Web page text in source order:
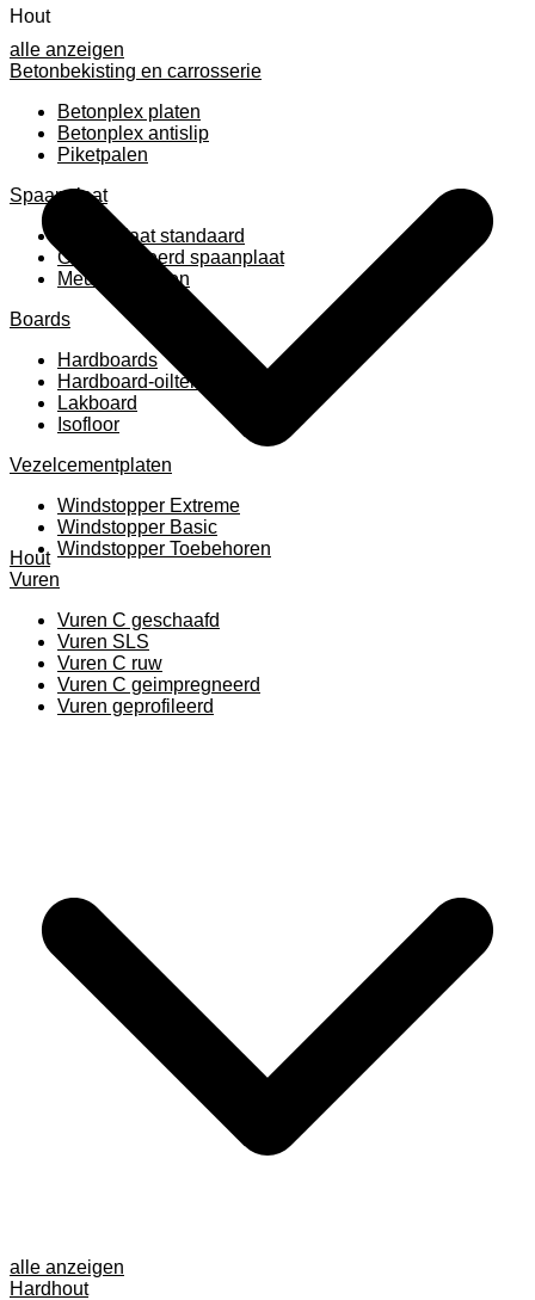
alle anzeigen
Betonbekisting en carrosserie
Betonplex platen
Betonplex antislip
Piketpalen
Spaanplaat
Spaanplaat standaard
Geplastificeerd spaanplaat
Meubelpanelen
Boards
Hardboards
Hardboard-oiltemperated
Lakboard
Isofloor
Vezelcementplaten
Windstopper Extreme
Windstopper Basic
Windstopper Toebehoren
Hout
Hout
Vuren
Vuren C geschaafd
Vuren SLS
Vuren C ruw
Vuren C geimpregneerd
Vuren geprofileerd
alle anzeigen
Hardhout